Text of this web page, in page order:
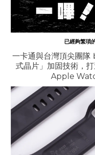
已經夠繁瑣
一卡通與台灣頂尖團隊
式晶片」加固技術，
Apple